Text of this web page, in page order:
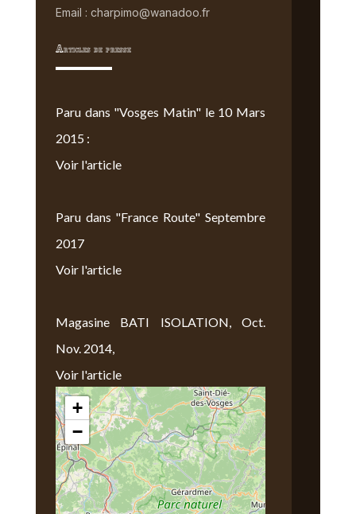
Email : charpimo@wanadoo.fr
Articles de presse
Paru dans "Vosges Matin" le 10 Mars
2015 :
Voir l'article
Paru dans "France Route" Septembre
2017
Voir l'article
Magasine BATI ISOLATION, Oct.
Nov. 2014,
Voir l'article
Nous Trouver
+
−